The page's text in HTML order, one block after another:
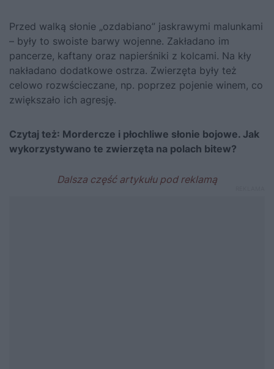
Przed walką słonie „ozdabiano” jaskrawymi malunkami
– były to swoiste barwy wojenne. Zakładano im
pancerze, kaftany oraz napierśniki z kolcami. Na kły
nakładano dodatkowe ostrza. Zwierzęta były też
celowo rozwścieczane, np. poprzez pojenie winem, co
zwiększało ich agresję.
Czytaj też: Mordercze i płochliwe słonie bojowe. Jak
wykorzystywano te zwierzęta na polach bitew?